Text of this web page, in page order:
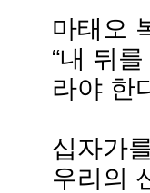
마태오
“내 뒤
라야 한
십자가
우리의